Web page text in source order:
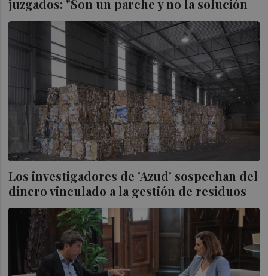
juzgados: "Son un parche y no la solución
Los investigadores de 'Azud' sospechan del
dinero vinculado a la gestión de residuos